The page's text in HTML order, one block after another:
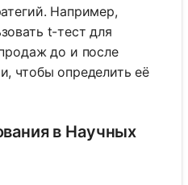
Например,
t-тест для
до и после
чтобы определить её
в Научных